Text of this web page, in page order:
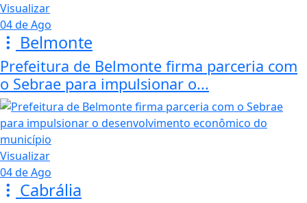
Visualizar
04 de Ago
Belmonte
Prefeitura de Belmonte firma parceria com
o Sebrae para impulsionar o...
Visualizar
04 de Ago
Cabrália